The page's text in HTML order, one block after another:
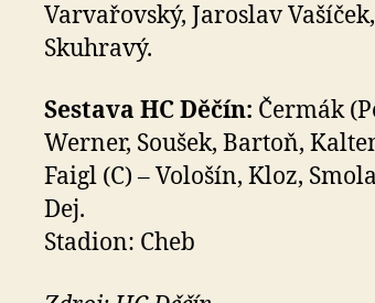
Varvařovský, Jaroslav
Skuhravý.
Sestava HC Děčín: Čermák
Werner, Soušek, Bartoň,
Faigl (C) – Vološín, Kloz,
Dej.
Stadion: Cheb